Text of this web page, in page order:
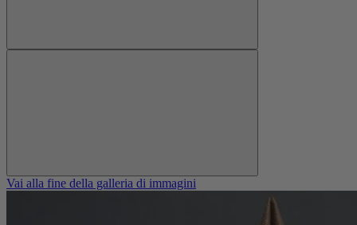
Vai alla fine della galleria di immagini